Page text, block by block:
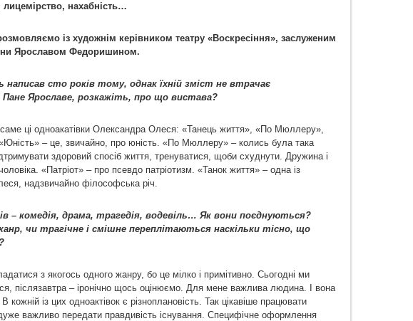
лицемірство, нахабність…
із художнім керівником театру «Воскресіння», заслуженим
Ярославом Федоришином.
написав сто років тому, однак їхній зміст не втрачає
Пане Ярославе, розкажіть, про що вистава?
ці одноакатівки Олександра Олеся: «Танець життя», «По Мюллеру»,
– це, звичайно, про юність. «По Мюллеру» – колись була така
здоровий спосіб життя, тренуватися, щоби схуднути. Дружина і
«Патріот» – про псевдо патріотизм. «Танок життя» – одна із
надзвичайно філософська річ.
– комедія, драма, трагедія, водевіль… Як вони поєднуються?
чи трагічне і смішне переплітаються наскільки тісно, що
з якогось одного жанру, бо це мілко і примітивно. Сьогодні ми
післязавтра – іронічно щось оцінюємо. Для мене важлива людина. І вона
кожній із цих одноактівок є різноплановість. Так цікавіше працювати
важливо передати правдивість існування. Специфічне оформлення